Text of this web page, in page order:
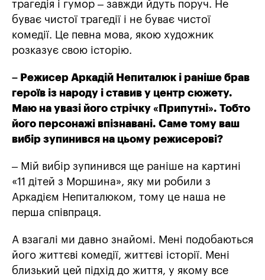
трагедія і гумор – завжди йдуть поруч. Не
буває чистої трагедії і не буває чистої
комедії. Це певна мова, якою художник
розказує свою історію.
– Режисер Аркадій Непиталюк і раніше брав
героїв із народу і ставив у центр сюжету.
Маю на увазі його стрічку «Припутні». Тобто
його персонажі впізнавані. Саме тому ваш
вибір зупинився на цьому режисерові?
– Мій вибір зупинився ще раніше на картині
«11 дітей з Моршина», яку ми робили з
Аркадієм Непиталюком, тому це наша не
перша співпраця.
А взагалі ми давно знайомі. Мені подобаються
його життєві комедії, життєві історії. Мені
близький цей підхід до життя, у якому все